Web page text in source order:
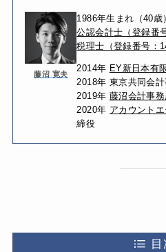
藤沼 寛夫
1986年生まれ（40歳
公認会計士（登録番
税理士（登録番号：
2014年 EY新日本有
2018年 東京共同会
2019年 藤沼会計事務
2020年 アカウント
締役
目